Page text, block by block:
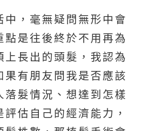
，毫無疑問無形中會
是往後終於不用再為
上長出的頭髮，我認為
有朋友問我是否應該
髮情況、想達到怎樣
估自己的經濟能力，